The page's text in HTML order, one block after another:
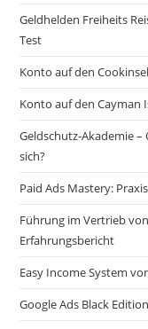
Geldhelden Freiheits
Test
Konto auf den
Konto auf den Cayman
Geldschutz-Akademie –
sich?
Paid Ads Mastery:
Führung im Vertrieb
Erfahrungsbericht
Easy Income System
Google Ads Black